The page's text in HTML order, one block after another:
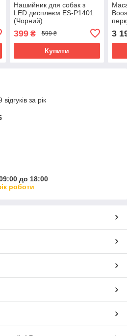
Нашийник для собак з
LED дисплеєм ES-P1401
(Чорний)
399₴ 599 ₴
Купити
3
за рік
до 18:00
роботи